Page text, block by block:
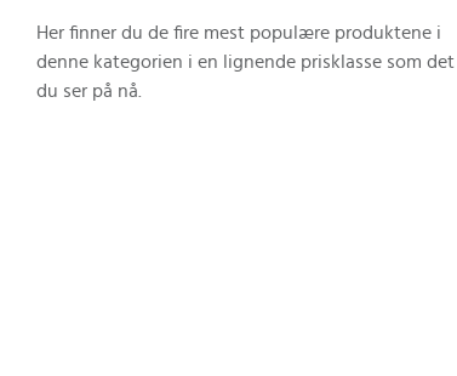
Her finner du de fire mest populære produktene i
denne kategorien i en lignende prisklasse som det
du ser på nå.